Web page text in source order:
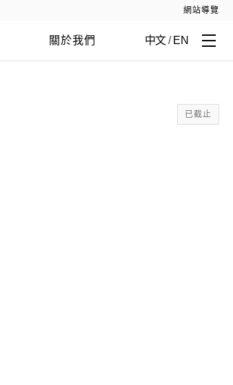
網站導覽
關於我們 中文 / EN
已截止